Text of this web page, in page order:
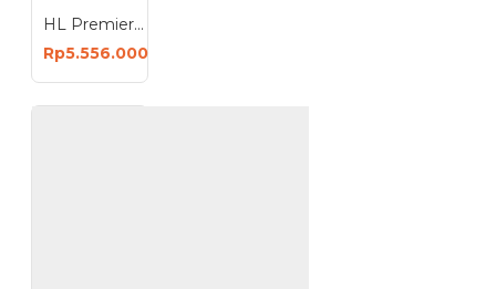
HL Premier Cut 60 Inverter Mesin Las Industri 10 kVA
Rp5.556.000